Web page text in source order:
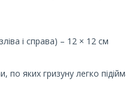
і справа) – 12 × 12 см
по яких гризуну легко